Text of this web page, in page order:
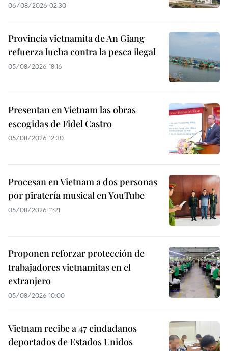
06/08/2026 02:30
Provincia vietnamita de An Giang
refuerza lucha contra la pesca ilegal
05/08/2026 18:16
Presentan en Vietnam las obras
escogidas de Fidel Castro
05/08/2026 12:30
Procesan en Vietnam a dos personas
por piratería musical en YouTube
05/08/2026 11:21
Proponen reforzar protección de
trabajadores vietnamitas en el
extranjero
05/08/2026 10:00
Vietnam recibe a 47 ciudadanos
deportados de Estados Unidos